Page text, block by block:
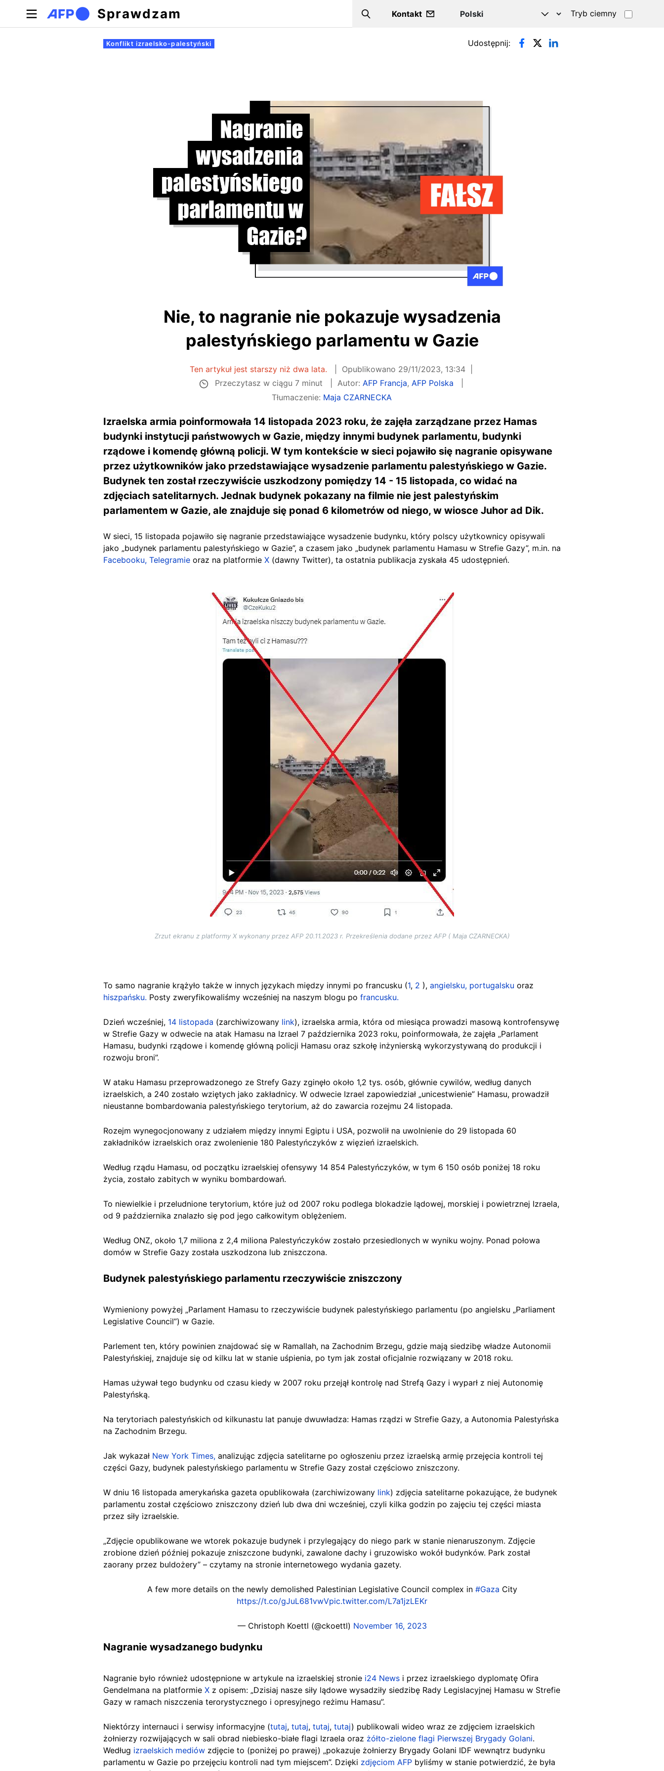
Sprawdzam Szukaj
Kontakt Tryb ciemny
Zakładki podstawowe
Konflikt izraelsko-palestyński Udostępnij:
Nie, to nagranie nie pokazuje wysadzenia
palestyńskiego parlamentu w Gazie
Ten artykuł jest starszy niż dwa lata. Opublikowano 29/11/2023, 13:34
Przeczytasz w ciągu 7 minut
Autor:AFP Francja,AFP Polska
Tłumaczenie: Maja CZARNECKA
Izraelska armia poinformowała 14 listopada 2023 roku, że zajęła zarządzane przez Hamas
budynki instytucji państwowych w Gazie, między innymi budynek parlamentu, budynki
rządowe i komendę główną policji. W tym kontekście w sieci pojawiło się nagranie opisywane
przez użytkowników jako przedstawiające wysadzenie parlamentu palestyńskiego w Gazie.
Budynek ten został rzeczywiście uszkodzony pomiędzy 14 - 15 listopada, co widać na
zdjęciach satelitarnych. Jednak budynek pokazany na filmie nie jest palestyńskim
parlamentem w Gazie, ale znajduje się ponad 6 kilometrów od niego, w wiosce Juhor ad Dik.
W sieci, 15 listopada pojawiło się nagranie przedstawiające wysadzenie budynku, który polscy użytkownicy opisywali
jako „budynek parlamentu palestyńskiego w Gazie”, a czasem jako „budynek parlamentu Hamasu w Strefie Gazy”, m.in. na
Facebooku, Telegramie oraz na platformie X (dawny Twitter), ta ostatnia publikacja zyskała 45 udostępnień.
Zrzut ekranu z platformy X wykonany przez AFP 20.11.2023 r. Przekreślenia dodane przez AFP ( Maja CZARNECKA)
To samo nagranie krążyło także w innych językach między innymi po francusku (1, 2 ), angielsku, portugalsku oraz
hiszpańsku. Posty zweryfikowaliśmy wcześniej na naszym blogu po francusku.
Dzień wcześniej, 14 listopada (zarchiwizowany link), izraelska armia, która od miesiąca prowadzi masową kontrofensywę
w Strefie Gazy w odwecie na atak Hamasu na Izrael 7 października 2023 roku, poinformowała, że zajęła „Parlament
Hamasu, budynki rządowe i komendę główną policji Hamasu oraz szkołę inżynierską wykorzystywaną do produkcji i
rozwoju broni”.
W ataku Hamasu przeprowadzonego ze Strefy Gazy zginęło około 1,2 tys. osób, głównie cywilów, według danych
izraelskich, a 240 zostało wziętych jako zakładnicy. W odwecie Izrael zapowiedział „unicestwienie” Hamasu, prowadził
nieustanne bombardowania palestyńskiego terytorium, aż do zawarcia rozejmu 24 listopada.
Rozejm wynegocjonowany z udziałem między innymi Egiptu i USA, pozwolił na uwolnienie do 29 listopada 60
zakładników izraelskich oraz zwolenienie 180 Palestyńczyków z więzień izraelskich.
Według rządu Hamasu, od początku izraelskiej ofensywy 14 854 Palestyńczyków, w tym 6 150 osób poniżej 18 roku
życia, zostało zabitych w wyniku bombardowań.
To niewielkie i przeludnione terytorium, które już od 2007 roku podlega blokadzie lądowej, morskiej i powietrznej Izraela,
od 9 października znalazło się pod jego całkowitym oblężeniem.
Według ONZ, około 1,7 miliona z 2,4 miliona Palestyńczyków zostało przesiedlonych w wyniku wojny. Ponad połowa
domów w Strefie Gazy została uszkodzona lub zniszczona.
Budynek palestyńskiego parlamentu rzeczywiście zniszczony
Wymieniony powyżej „Parlament Hamasu to rzeczywiście budynek palestyńskiego parlamentu (po angielsku „Parliament
Legislative Council”) w Gazie.
Parlement ten, który powinien znajdować się w Ramallah, na Zachodnim Brzegu, gdzie mają siedzibę władze Autonomii
Palestyńskiej, znajduje się od kilku lat w stanie uśpienia, po tym jak został oficjalnie rozwiązany w 2018 roku.
Hamas używał tego budynku od czasu kiedy w 2007 roku przejął kontrolę nad Strefą Gazy i wyparł z niej Autonomię
Palestyńską.
Na terytoriach palestyńskich od kilkunastu lat panuje dwuwładza: Hamas rządzi w Strefie Gazy, a Autonomia Palestyńska
na Zachodnim Brzegu.
Jak wykazał New York Times, analizując zdjęcia satelitarne po ogłoszeniu przez izraelską armię przejęcia kontroli tej
części Gazy, budynek palestyńskiego parlamentu w Strefie Gazy został częściowo zniszczony.
W dniu 16 listopada amerykańska gazeta opublikowała (zarchiwizowany link) zdjęcia satelitarne pokazujące, że budynek
parlamentu został częściowo zniszczony dzień lub dwa dni wcześniej, czyli kilka godzin po zajęciu tej części miasta
przez siły izraelskie.
„Zdjęcie opublikowane we wtorek pokazuje budynek i przylegający do niego park w stanie nienaruszonym. Zdjęcie
zrobione dzień później pokazuje zniszczone budynki, zawalone dachy i gruzowisko wokół budynków. Park został
zaorany przez buldożery” – czytamy na stronie internetowego wydania gazety.
A few more details on the newly demolished Palestinian Legislative Council complex in #Gaza City
https://t.co/gJuL681vwVpic.twitter.com/L7a1jzLEKr
— Christoph Koettl (@ckoettl) November 16, 2023
Nagranie wysadzanego budynku
Nagranie było również udostępnione w artykule na izraelskiej stronie i24 News i przez izraelskiego dyplomatę Ofira
Gendelmana na platformie X z opisem: „Dzisiaj nasze siły lądowe wysadziły siedzibę Rady Legislacyjnej Hamasu w Strefie
Gazy w ramach niszczenia terorystycznego i opresyjnego reżimu Hamasu”.
Niektórzy internauci i serwisy informacyjne (tutaj, tutaj, tutaj, tutaj) publikowali wideo wraz ze zdjęciem izraelskich
żołnierzy rozwijających w sali obrad niebiesko-białe flagi Izraela oraz żółto-zielone flagi Pierwszej Brygady Golani.
Według izraelskich mediów zdjęcie to (poniżej po prawej) „pokazuje żołnierzy Brygady Golani IDF wewnątrz budynku
parlamentu w Gazie po przejęciu kontroli nad tym miejscem”. Dzięki zdjęciom AFP byliśmy w stanie potwierdzić, że była